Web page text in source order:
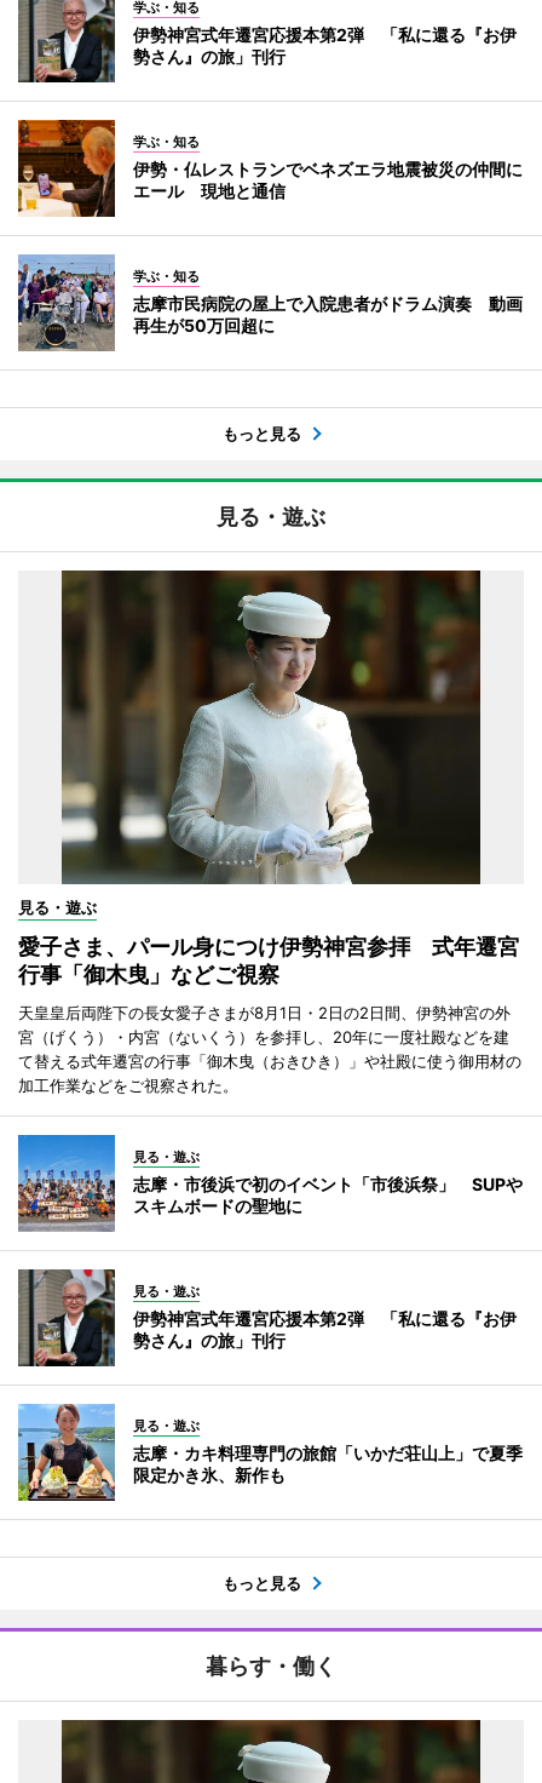
学ぶ・知る
伊勢神宮式年遷宮応援本第2弾 「私に還る『お伊
勢さん』の旅」刊行
学ぶ・知る
伊勢・仏レストランでベネズエラ地震被災の仲間に
エール 現地と通信
学ぶ・知る
志摩市民病院の屋上で入院患者がドラム演奏 動画
再生が50万回超に
もっと見る
見る・遊ぶ
見る・遊ぶ
愛子さま、パール身につけ伊勢神宮参拝 式年遷宮
行事「御木曳」などご視察
天皇皇后両陛下の長女愛子さまが8月1日・2日の2日間、伊勢神宮の外
宮（げくう）・内宮（ないくう）を参拝し、20年に一度社殿などを建
て替える式年遷宮の行事「御木曳（おきひき）」や社殿に使う御用材の
加工作業などをご視察された。
見る・遊ぶ
志摩・市後浜で初のイベント「市後浜祭」 SUPや
スキムボードの聖地に
見る・遊ぶ
伊勢神宮式年遷宮応援本第2弾 「私に還る『お伊
勢さん』の旅」刊行
見る・遊ぶ
志摩・カキ料理専門の旅館「いかだ荘山上」で夏季
限定かき氷、新作も
もっと見る
暮らす・働く